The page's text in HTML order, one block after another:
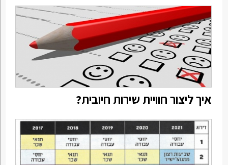
איך ליצור חוויית שירות חיובית?